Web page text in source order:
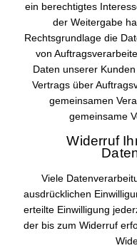
ein berechtigtes
der Weitergabe
Rechtsgrundlage die
von
Daten unserer
Vertrags über
gemeinsamen
gemeinsame
Widerruf
Viele
ausdrücklichen
erteilte Einwilligung
der bis zum Widerruf